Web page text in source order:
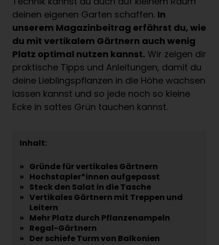
deinen eigenen Garten schaffen. In
unserem Magazinbeitrag erfährst du, wie
du mit vertikalem Gärtnern auch wenig
Platz optimal nutzen kannst. Wir zeigen dir
praktische Tipps und Anleitungen, damit du
deine Lieblingspflanzen in die Höhe wachsen
lassen kannst und so jede noch so kleine
Ecke in sattes Grün tauchen kannst.
Inhalt:
» Gründe für vertikales Gärtnern
» Hochstapler*innen aufgepasst
» Steck den Salat in die Tasche
» Vertikales Gärtnern mit Treppen und
Leitern
» Mehr Platz durch Pflanzenampeln
» Regal-Gärtnern
» Der schiefe Turm von Balkonien